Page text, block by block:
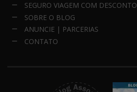
SEGURO VIAGEM COM DESCONTO
SOBRE O BLOG
ANUNCIE | PARCERIAS
CONTATO